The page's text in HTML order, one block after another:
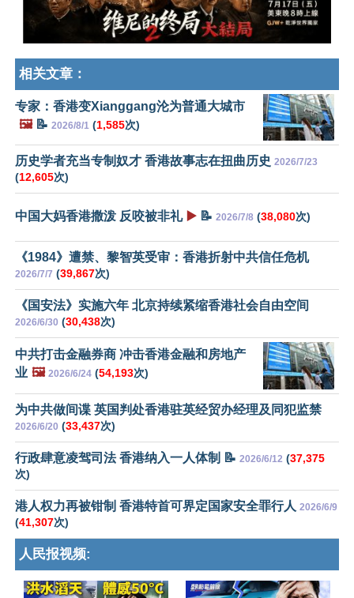
相关文章：
专家：香港变Xianggang沦为普通大城市
🖼️📝 2026/8/1 (1,585次)
历史学者充当专制奴才 香港故事志在扭曲历史 2026/7/23
(12,605次)
中国大妈香港撒泼 反咬被非礼 ▶️ 📝 2026/7/8 (38,080次)
《1984》遭禁、黎智英受审：香港折射中共信任危机
2026/7/7 (39,867次)
《国安法》实施六年 北京持续紧缩香港社会自由空间
2026/6/30 (30,438次)
中共打击金融券商 冲击香港金融和房地产
业 🖼️ 2026/6/24 (54,193次)
为中共做间谍 英国判处香港驻英经贸办经理及同犯监禁
2026/6/20 (33,437次)
行政肆意凌驾司法 香港纳入一人体制 📝 2026/6/12 (37,375
次)
港人权力再被钳制 香港特首可界定国家安全罪行人 2026/6/9
(41,307次)
人民报视频: